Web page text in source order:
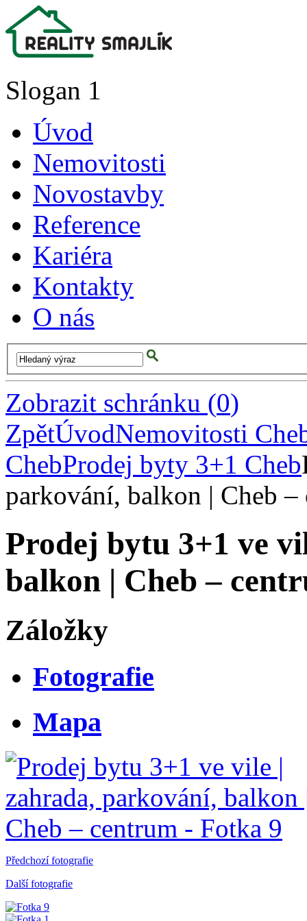
Slogan 1
Úvod
Nemovitosti
Novostavby
Reference
Kariéra
Kontakty
O nás
Zobrazit schránku (0)
ZpětÚvodNemovitosti
ChebProdej byty 3+1 Cheb
parkování, balkon | Cheb –
Prodej bytu 3+1 ve
balkon | Cheb –
Záložky
Fotografie
Mapa
Předchozí fotografie
Další fotografie